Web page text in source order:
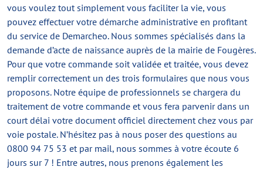
vous voulez tout simplement vous faciliter la vie, vous
pouvez effectuer votre démarche administrative en profitant
du service de Demarcheo. Nous sommes spécialisés dans la
demande d’acte de naissance auprès de la mairie de Fougères.
Pour que votre commande soit validée et traitée, vous devez
remplir correctement un des trois formulaires que nous vous
proposons. Notre équipe de professionnels se chargera du
traitement de votre commande et vous fera parvenir dans un
court délai votre document officiel directement chez vous par
voie postale. N’hésitez pas à nous poser des questions au
0800 94 75 53 et par mail, nous sommes à votre écoute 6
jours sur 7 ! Entre autres, nous prenons également les